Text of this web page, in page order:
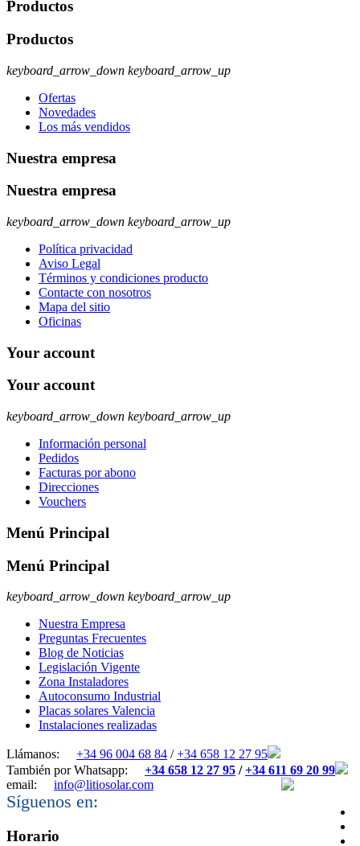
Productos
Productos
keyboard_arrow_down keyboard_arrow_up
Ofertas
Novedades
Los más vendidos
Nuestra empresa
Nuestra empresa
keyboard_arrow_down keyboard_arrow_up
Política privacidad
Aviso Legal
Términos y condiciones producto
Contacte con nosotros
Mapa del sitio
Oficinas
Your account
Your account
keyboard_arrow_down keyboard_arrow_up
Información personal
Pedidos
Facturas por abono
Direcciones
Vouchers
Menú Principal
Menú Principal
keyboard_arrow_down keyboard_arrow_up
Nuestra Empresa
Preguntas Frecuentes
Blog de Noticias
Legislación Vigente
Zona Instaladores
Autoconsumo Industrial
Placas solares Valencia
Instalaciones realizadas
Llámanos: +34 96 004 68 84 /+34 658 12 27 95
También por Whatsapp:
+34 658 12 27 95 /+34 611 69 20 99
email:
info@litiosolar.com
Síguenos en:
Horario